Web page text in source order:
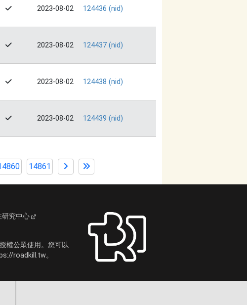
2023-08-02 124436 (nid)
2023-08-02 124437 (nid)
2023-08-02 124438 (nid)
2023-08-02 124439 (nid)
14861
研究中心
授權公眾使用。您可以
roadkill.tw。